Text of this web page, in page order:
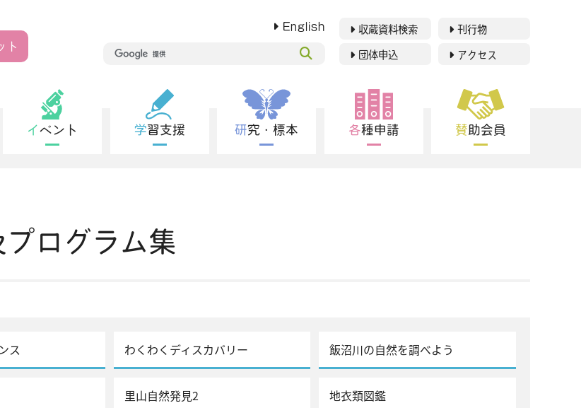
ト
English 収蔵資料検索 刊行物
団体申込 アクセス
イベント 学習支援 研究・標本 各種申請 賛助会員
プログラム集
ス わくわくディスカバリー 飯沼川の自然を調べよう
里山自然発見2 地衣類図鑑